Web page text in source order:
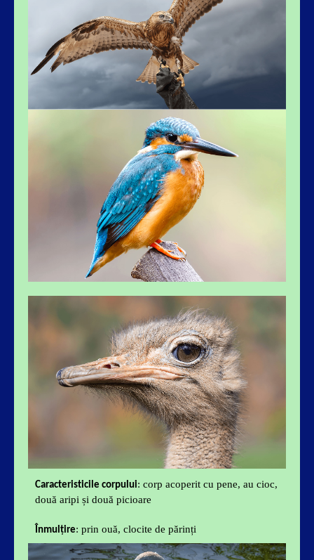
Caracteristicile corpului: corp acoperit cu pene, au cioc,
două aripi și două picioare
Înmulțire: prin ouă, clocite de părinți